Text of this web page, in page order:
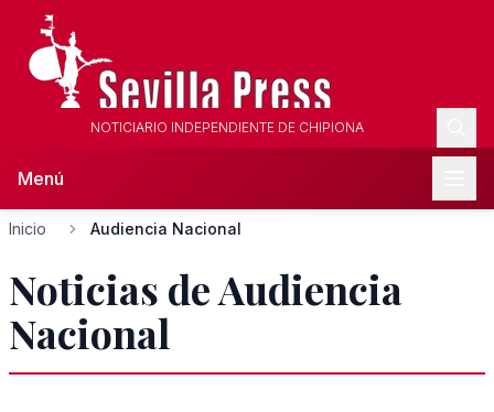
NOTICIARIO INDEPENDIENTE DE CHIPIONA
Menú
Inicio Audiencia Nacional
Noticias de Audiencia
Nacional